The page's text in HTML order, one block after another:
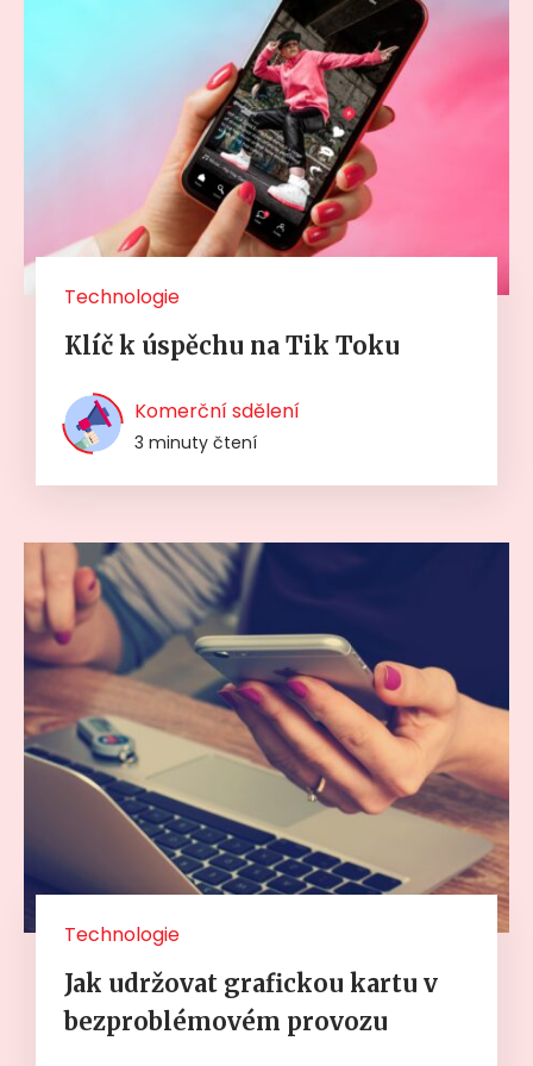
Technologie
Klíč k úspěchu na Tik Toku
Komerční sdělení
3 minuty čtení
Technologie
Jak udržovat grafickou kartu v
bezproblémovém provozu